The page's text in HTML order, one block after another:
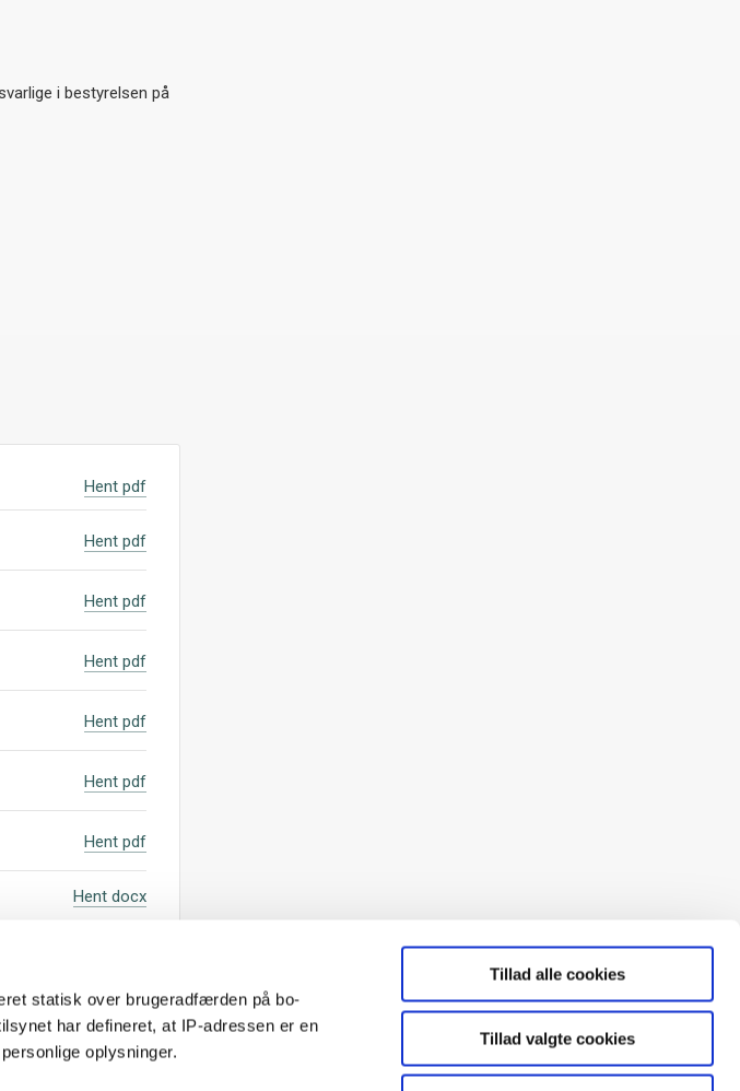
statisk over brugeradfærden på bo-
har defineret, at IP-adressen er en
oplysninger.
Tillad alle cookies
Tillad valgte cookies
i bestyrelsen på
Hent pdf
Hent pdf
Hent pdf
Hent pdf
Hent pdf
Hent pdf
Hent pdf
Hent docx